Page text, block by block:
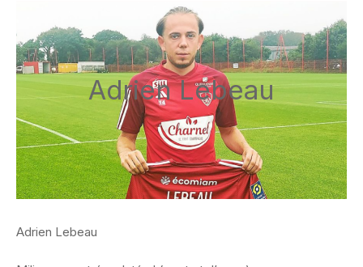
Adrien Lebeau
Adrien Lebeau